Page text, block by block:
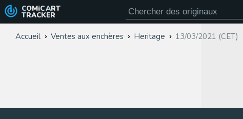
COMiC ART
TRACKER
Accueil Ventes aux enchères Heritage 13/03/2021 (CET)